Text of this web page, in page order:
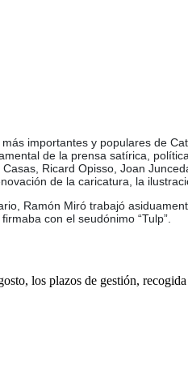
importantes y populares de
de la prensa satírica,
Ricard Opisso, Joan
de la caricatura, la
Ramón Miró trabajó
con el seudónimo “Tulp”.
los plazos de gestión,